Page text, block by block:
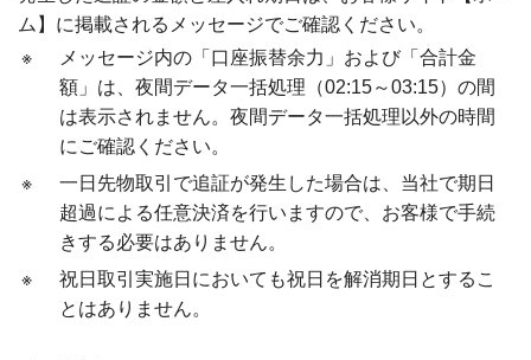
ム】に掲載されるメッセージでご確認ください。
※
メッセージ内の「口座振替余力」および「合計金
額」は、夜間データ一括処理（02:15～03:15）の間
は表示されません。夜間データ一括処理以外の時間
にご確認ください。
※
一日先物取引で追証が発生した場合は、当社で期日
超過による任意決済を行いますので、お客様で手続
きする必要はありません。
※
祝日取引実施日においても祝日を解消期日とするこ
とはありません。